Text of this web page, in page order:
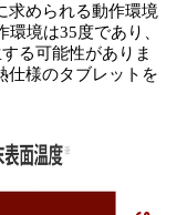
求められる動作環境
境は35度であり、
る可能性がありま
仕様のタブレットを